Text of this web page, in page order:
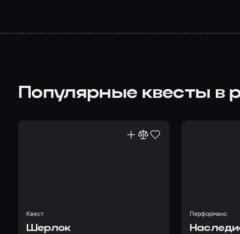
Популярные квесты в
Квест
Шерлок
Перформанс